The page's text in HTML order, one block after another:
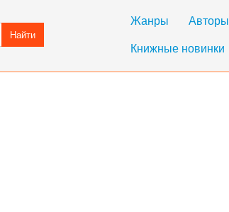
Жанры Авторы
Книжные новинки
Найти